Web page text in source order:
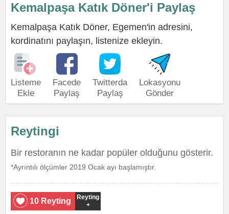
Kemalpaşa Katık Döner'i Paylaş
Kemalpaşa Katık Döner, Egemen'in adresini,
kordinatını paylaşın, listenize ekleyin.
Listeme
Ekle
Facede
Paylaş
Twitterda
Paylaş
Lokasyonu
Gönder
Reytingi
Bir restoranın ne kadar popüler olduğunu gösterir.
*Ayrıntılı ölçümler 2019 Ocak ayı başlamıştır.
10 Reyting
Reyting
+